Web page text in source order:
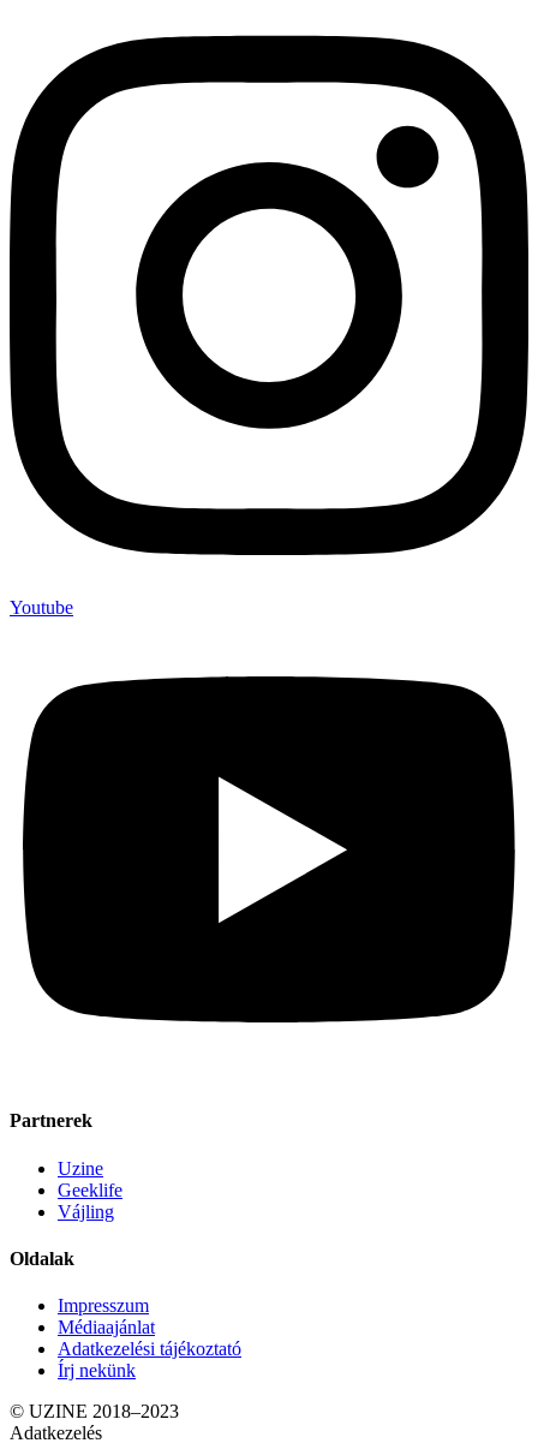
Youtube
Partnerek
Uzine
Geeklife
Vájling
Oldalak
Impresszum
Médiaajánlat
Adatkezelési tájékoztató
Írj nekünk
© UZINE 2018–2023
Adatkezelés